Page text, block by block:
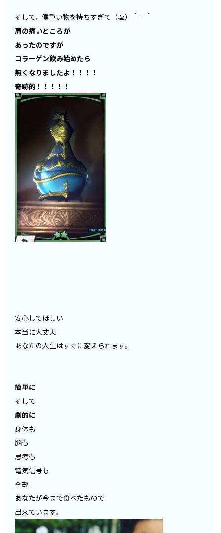
そして、僕重い物を持ちすぎて（塩）＾－＾
肩の痛いところが
あったのですが
コラーゲン飲み始めたら
無くなりましたよ！！！！
奇跡的！！！！！
安心してほしい
本当に大丈夫
あなたの人生はすぐに変えられます。
簡単に
そして
劇的に
身体も
脳も
思考も
電気信号も
全部
あなたが今まで食べたもので
出来ています。